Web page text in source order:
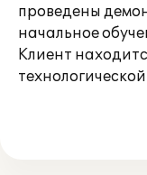
проведены
начальное
Клиент